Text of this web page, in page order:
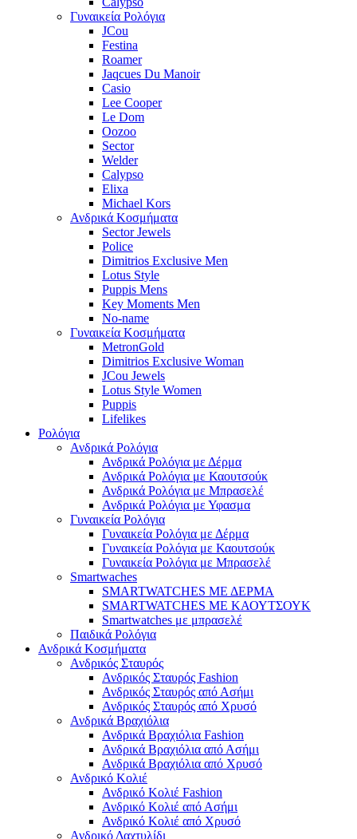
Γυναικεία Ρολόγια
JCou
Festina
Roamer
Jaqcues Du Manoir
Casio
Lee Cooper
Le Dom
Oozoo
Sector
Welder
Calypso
Elixa
Michael Kors
Ανδρικά Κοσμήματα
Sector Jewels
Police
Dimitrios Exclusive Men
Lotus Style
Puppis Mens
Key Moments Men
No-name
Γυναικεία Κοσμήματα
MetronGold
Dimitrios Exclusive Woman
JCou Jewels
Lotus Style Women
Puppis
Lifelikes
Ρολόγια
Ανδρικά Ρολόγια
Ανδρικά Ρολόγια με Δέρμα
Ανδρικά Ρολόγια με Καουτσούκ
Ανδρικά Ρολόγια με Μπρασελέ
Ανδρικά Ρολόγια με Υφασμα
Γυναικεία Ρολόγια
Γυναικεία Ρολόγια με Δέρμα
Γυναικεία Ρολόγια με Καουτσούκ
Γυναικεία Ρολόγια με Μπρασελέ
Smartwaches
SMARTWATCHES ΜΕ ΔΕΡΜΑ
SMARTWATCHES ΜΕ ΚΑΟΥΤΣΟΥΚ
Smartwatches με μπρασελέ
Παιδικά Ρολόγια
Ανδρικά Κοσμήματα
Ανδρικός Σταυρός
Ανδρικός Σταυρός Fashion
Ανδρικός Σταυρός από Ασήμι
Ανδρικός Σταυρός από Χρυσό
Ανδρικά Βραχιόλια
Ανδρικά Βραχιόλια Fashion
Ανδρικά Βραχιόλια από Ασήμι
Ανδρικά Βραχιόλια από Χρυσό
Ανδρικό Κολιέ
Ανδρικό Κολιέ Fashion
Ανδρικό Κολιέ από Ασήμι
Ανδρικό Κολιέ από Χρυσό
Ανδρικό Δαχτυλίδι